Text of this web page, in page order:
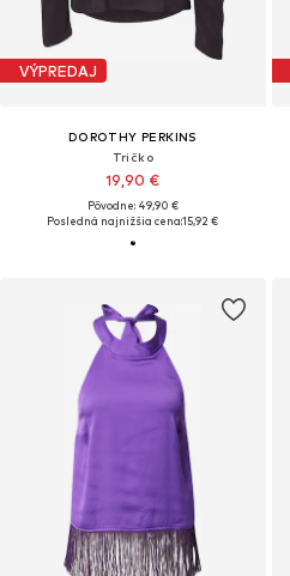
VÝPREDAJ
DOROTHY PERKINS
Tričko
19,90 €
Pôvodne: 49,90 €
Posledná najnižšia cena:15,92 €